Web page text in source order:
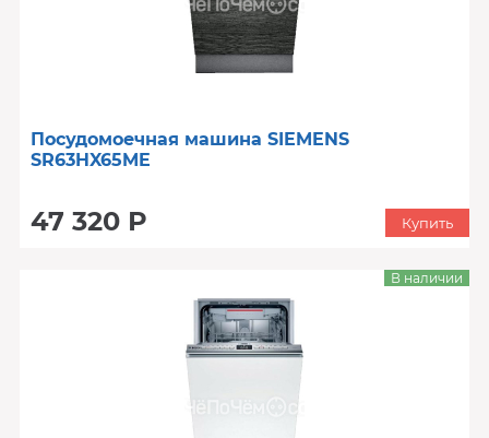
Посудомоечная машина SIEMENS
SR63HX65ME
47 320 Р Купить
В наличии